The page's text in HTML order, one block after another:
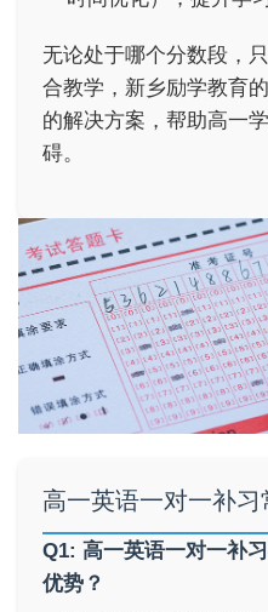
无论处于哪个分数段，
合教学，新乡励学教育
的解决方案，帮助高一
碍。
高一英语一对一补
Q1: 高一英语一对一补
优势？